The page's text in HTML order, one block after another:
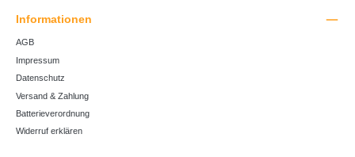
Informationen
AGB
Impressum
Datenschutz
Versand & Zahlung
Batterieverordnung
Widerruf erklären